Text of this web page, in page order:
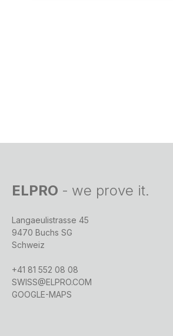
ELPRO - we prove it.
Langaeulistrasse 45
9470 Buchs SG
Schweiz
+41 81 552 08 08
SWISS@ELPRO.COM
GOOGLE-MAPS